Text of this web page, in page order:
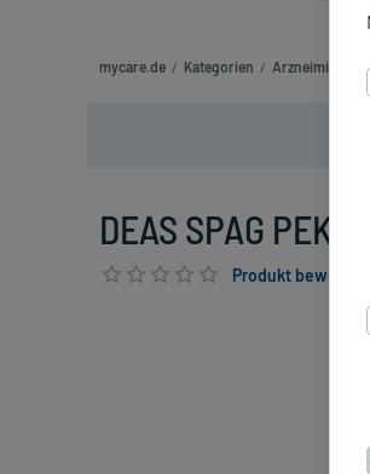
mycare.de / Kategorien / Arzneimittel
DEAS SPAG
Produkt bewerten